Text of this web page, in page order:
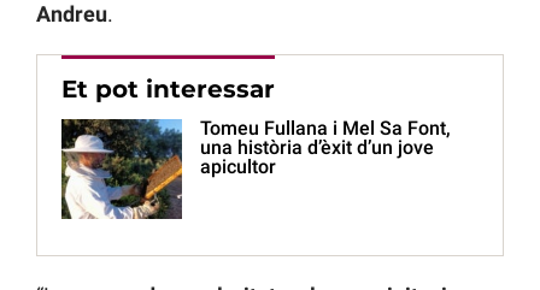
Andreu.
Et pot interessar
Tomeu Fullana i Mel Sa Font,
una història d’èxit d’un jove
apicultor